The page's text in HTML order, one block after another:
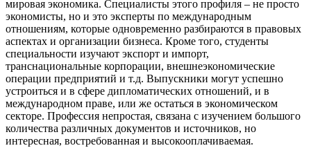
мировая экономика. Специалисты этого профиля – не просто
экономисты, но и это эксперты по международным
отношениям, которые одновременно разбираются в правовых
аспектах и организации бизнеса. Кроме того, студенты
специальности изучают экспорт и импорт,
транснациональные корпорации, внешнеэкономические
операции предприятий и т.д. Выпускники могут успешно
устроиться и в сфере дипломатических отношений, и в
международном праве, или же остаться в экономическом
секторе. Профессия непростая, связана с изучением большого
количества различных документов и источников, но
интересная, востребованная и высокооплачиваемая.